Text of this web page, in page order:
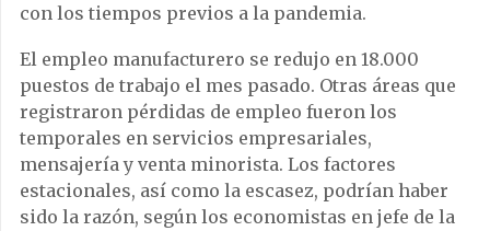
con los tiempos previos a la pandemia.
El empleo manufacturero se redujo en 18.000
puestos de trabajo el mes pasado. Otras áreas que
registraron pérdidas de empleo fueron los
temporales en servicios empresariales,
mensajería y venta minorista. Los factores
estacionales, así como la escasez, podrían haber
sido la razón, según los economistas en jefe de la